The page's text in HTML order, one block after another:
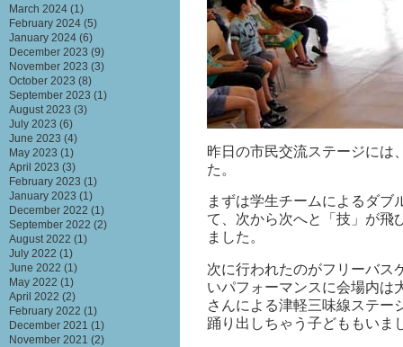
昨日の市民交流ステージには
た。
まずは学生チームによるダブ
て、次から次へと「技」が飛
ました。
次に行われたのがフリーバス
いパフォーマンスに会場内は
さんによる津軽三味線ステー
踊り出しちゃう子どももいま
March 2024 (1)
February 2024 (5)
January 2024 (6)
December 2023 (9)
November 2023 (3)
October 2023 (8)
September 2023 (1)
August 2023 (3)
July 2023 (6)
June 2023 (4)
May 2023 (1)
April 2023 (3)
February 2023 (1)
January 2023 (1)
December 2022 (1)
September 2022 (2)
August 2022 (1)
July 2022 (1)
June 2022 (1)
May 2022 (1)
April 2022 (2)
February 2022 (1)
December 2021 (1)
November 2021 (2)